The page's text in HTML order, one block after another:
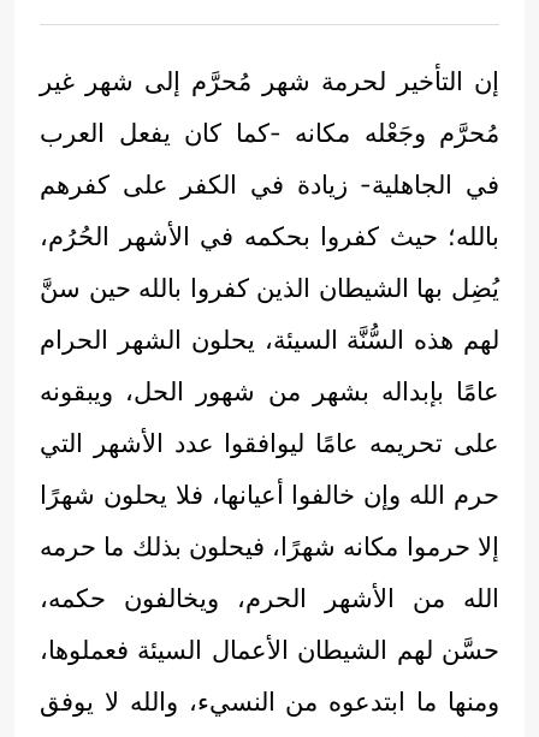
إن التأخير لحرمة شهر مُحرَّم إلى شهر غير
مُحرَّم وجَعْله مكانه -كما كان يفعل العرب
في الجاهلية- زيادة في الكفر على كفرهم
بالله؛ حيث كفروا بحكمه في الأشهر الحُرُم،
يُضِل بها الشيطان الذين كفروا بالله حين سنَّ
لهم هذه السُّنَّة السيئة، يحلون الشهر الحرام
عامًا بإبداله بشهر من شهور الحل، ويبقونه
على تحريمه عامًا ليوافقوا عدد الأشهر التي
حرم الله وإن خالفوا أعيانها، فلا يحلون شهرًا
إلا حرموا مكانه شهرًا، فيحلون بذلك ما حرمه
الله من الأشهر الحرم، ويخالفون حكمه،
حسَّن لهم الشيطان الأعمال السيئة فعملوها،
ومنها ما ابتدعوه من النسيء، والله لا يوفق